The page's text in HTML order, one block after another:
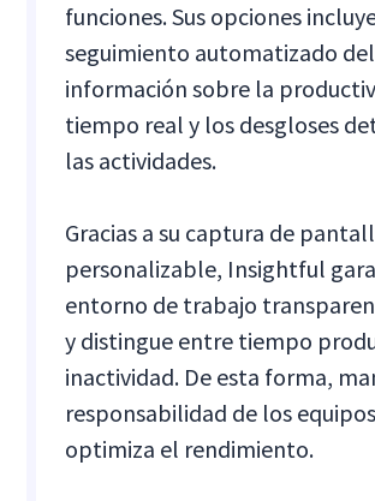
funciones. Sus opciones
seguimiento automatizado
información sobre la
tiempo real y los desgloses
las actividades.
Gracias a su captura de
personalizable, Insightful
entorno de trabajo
y distingue entre tiempo
inactividad. De esta forma,
responsabilidad de los
optimiza el rendimiento.